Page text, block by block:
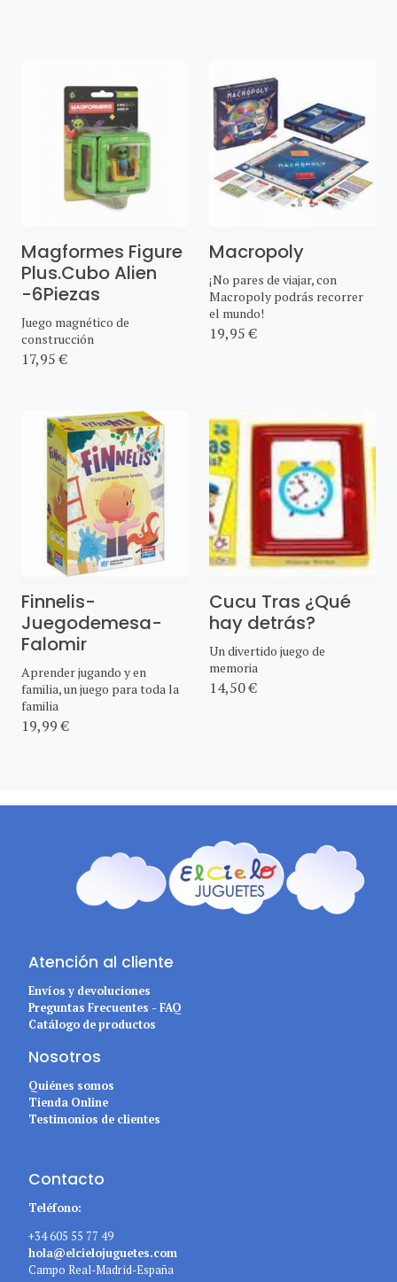
Magformes Figure
Plus.Cubo Alien
-6Piezas
Juego magnético de
construcción
17,95 €
Macropoly
¡No pares de viajar, con
Macropoly podrás recorrer
el mundo!
19,95 €
Finnelis-
Juegodemesa-
Falomir
Aprender jugando y en
familia, un juego para toda la
familia
19,99 €
Cucu Tras ¿Qué
hay detrás?
Un divertido juego de
memoria
14,50 €
Atención al cliente
Envíos y devoluciones
Preguntas Frecuentes - FAQ
Catálogo de productos
Nosotros
Quiénes somos
Tienda Online
Testimonios de clientes
Contacto
Teléfono:
+34 605 55 77 49
hola@elcielojuguetes.com
Campo Real-Madrid-España